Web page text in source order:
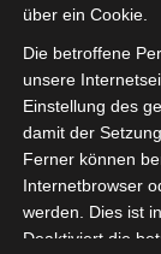
über ein Cookie.
Die betroffene
unsere
Einstellung des
damit der
Ferner können
Internetbrowser
werden. Dies ist
Deaktiviert die